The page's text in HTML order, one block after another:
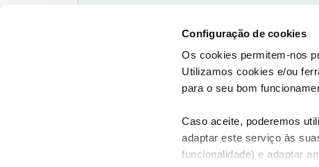
Configuração de cookies
Os cookies permitem-nos
Utilizamos cookies e/ou
para o seu bom
Caso aceite, poderemos
adaptar este serviço às
funcionalidade) e adaptar